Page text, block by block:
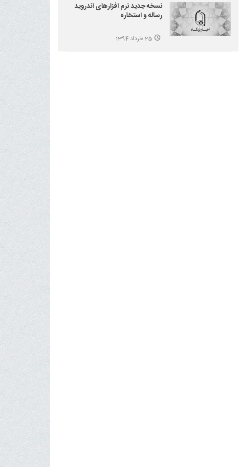
نسخه جدید نرم افزارهای اندروید
رساله و استخاره
25 خرداد 1394